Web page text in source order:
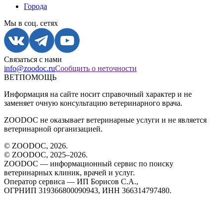
Города
Мы в соц. сетях
Связаться с нами
info@zoodoc.ruСообщить о неточности
ВЕТПОМОЩЬ
Информация на сайте носит справочный характер и не
заменяет очную консультацию ветеринарного врача.
ZOODOC не оказывает ветеринарные услуги и не является
ветеринарной организацией.
© ZOODOC, 2026.
© ZOODOC, 2025–2026.
ZOODOC — информационный сервис по поиску
ветеринарных клиник, врачей и услуг.
Оператор сервиса — ИП Борисов С.А.,
ОГРНИП 319366800090943, ИНН 366314797480.